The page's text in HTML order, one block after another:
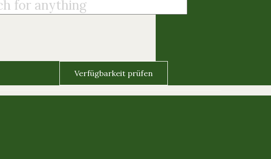
Verfügbarkeit prüfen